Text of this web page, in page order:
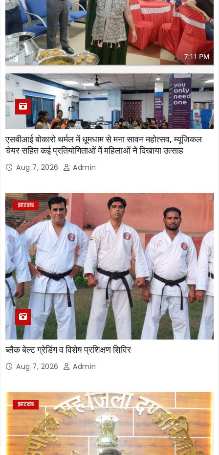
एसबीआई बोकारो थर्मल में धूमधाम से मना सावन महोत्सव, म्यूजिकल
चेयर सहित कई प्रतियोगिताओं में महिलाओं ने दिखाया उत्साह
Aug 7, 2026 Admin
झारखंड
ब्लैक बेल्ट ग्रेडिंग व विशेष प्रशिक्षण शिविर
Aug 7, 2026 Admin
झारखंड